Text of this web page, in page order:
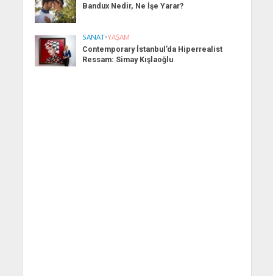
Bandux Nedir, Ne İşe Yarar?
SANAT•YAŞAM
Contemporary İstanbul’da Hiperrealist
Ressam: Simay Kışlaoğlu